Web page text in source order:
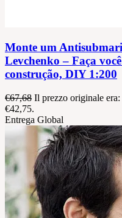
Monte um
Levchenko – Faça
construção, DIY 1:200
€67,68 Il prezzo originale
€42,75.
Entrega Global